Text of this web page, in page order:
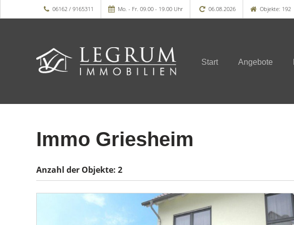
06162 / 9165311 Mo. - Fr. 09.00 - 19.00 Uhr 06.08.2026 Objekte: 192
Start Angebote
Immo Griesheim
Anzahl der Objekte: 2